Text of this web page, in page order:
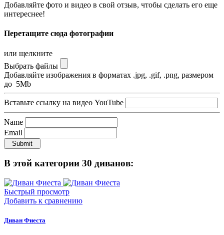
Добавляйте фото и видео в свой отзыв, чтобы сделать его еще
интереснее!
Перетащите сюда фотографии
или щелкните
Выбрать файлы
Добавляйте изображения в форматах .jpg, .gif, .png, размером
до 5Mb
Вставьте ссылку на видео YouTube
Name
Email
Submit
В этой категории 30 диванов:
Быстрый просмотр
Добавить к сравнению
Диван Фиеста